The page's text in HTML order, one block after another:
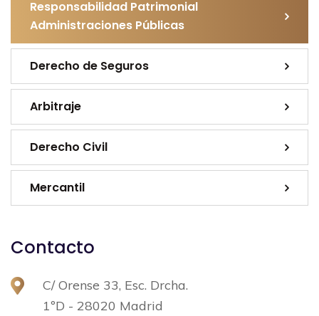
Responsabilidad Patrimonial
Administraciones Públicas
Derecho de Seguros
Arbitraje
Derecho Civil
Mercantil
Contacto
C/ Orense 33, Esc. Drcha.
1ºD - 28020 Madrid